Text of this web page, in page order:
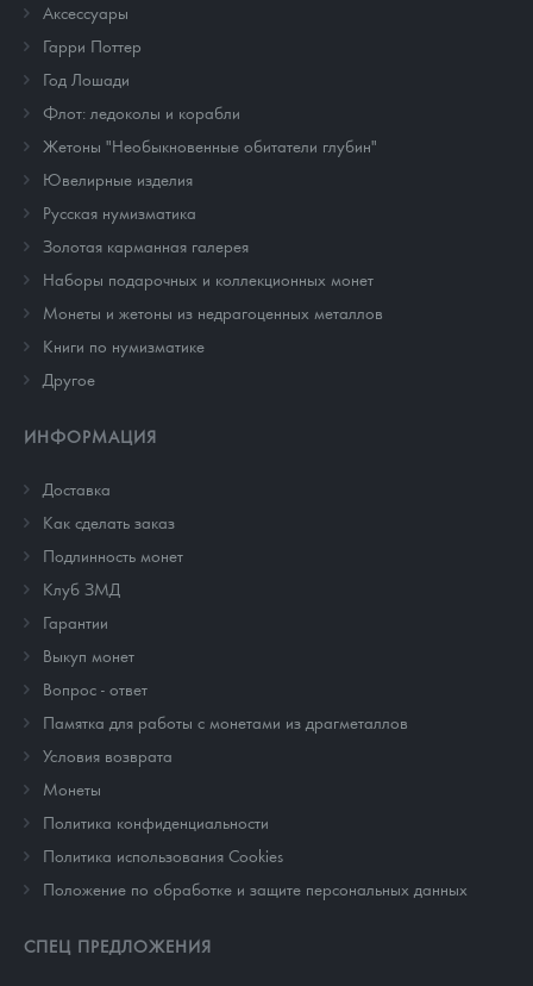
Аксессуары
Гарри Поттер
Год Лошади
Флот: ледоколы и корабли
Жетоны "Необыкновенные обитатели глубин"
Ювелирные изделия
Русская нумизматика
Золотая карманная галерея
Наборы подарочных и коллекционных монет
Монеты и жетоны из недрагоценных металлов
Книги по нумизматике
Другое
ИНФОРМАЦИЯ
Доставка
Как сделать заказ
Подлинность монет
Клуб ЗМД
Гарантии
Выкуп монет
Вопрос - ответ
Памятка для работы с монетами из драгметаллов
Условия возврата
Монеты
Политика конфиденциальности
Политика использования Cookies
Положение по обработке и защите персональных данных
СПЕЦ ПРЕДЛОЖЕНИЯ